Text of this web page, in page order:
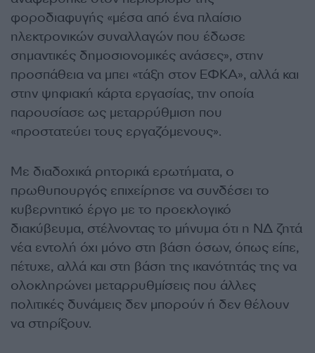
φοροδιαφυγής «μέσα από ένα πλαίσιο
ηλεκτρονικών συναλλαγών που έδωσε
σημαντικές δημοσιονομικές ανάσες», στην
προσπάθεια να μπει «τάξη στον ΕΦΚΑ», αλλά και
στην ψηφιακή κάρτα εργασίας, την οποία
παρουσίασε ως μεταρρύθμιση που
«προστατεύει τους εργαζόμενους».
Με διαδοχικά ρητορικά ερωτήματα, ο
πρωθυπουργός επιχείρησε να συνδέσει το
κυβερνητικό έργο με το προεκλογικό
διακύβευμα, στέλνοντας το μήνυμα ότι η ΝΔ ζητά
νέα εντολή όχι μόνο στη βάση όσων, όπως είπε,
πέτυχε, αλλά και στη βάση της ικανότητάς της να
ολοκληρώνει μεταρρυθμίσεις που άλλες
πολιτικές δυνάμεις δεν μπορούν ή δεν θέλουν
να στηρίξουν.